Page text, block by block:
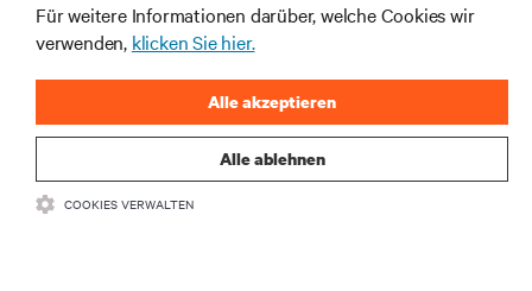
UNTERNEHMEN
BLEIBEN SIE MIT UNS IN KONTAKT
Für weitere Informationen darüber, welche Cookies wir
verwenden, klicken Sie hier.
Alle ablehnen
Alle akzeptieren
COOKIES VERWALTEN